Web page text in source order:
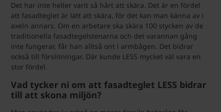
Det har inte heller varit så hårt att skära. Det är en fördel
att fasadteglet är lätt att skära, för det kan man känna av i
axeln annars. Om en arbetare ska skära 100 stycken av de
traditionella fasadtegelstenarna och det varannan gång
inte fungerar, får han alltså ont i armbågen. Det bidrar
också till förslitningar. Där kunde LESS mycket väl vara en
stor fördel.
Vad tycker ni om att fasadteglet LESS bidrar
till att skona miljön?